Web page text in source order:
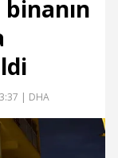
binanın
| DHA